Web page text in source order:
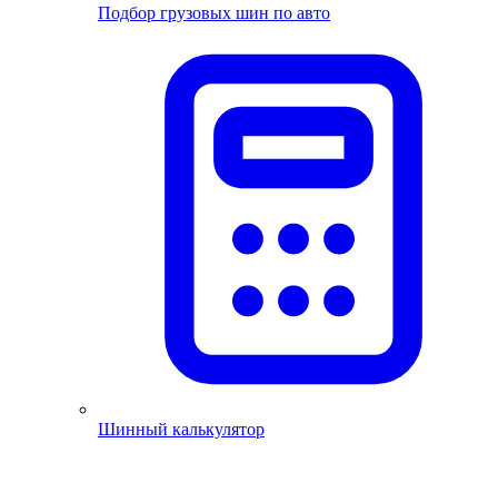
Подбор грузовых шин по авто
Шинный калькулятор